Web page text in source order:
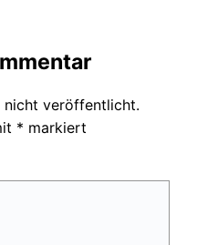
nicht veröffentlicht.
* markiert